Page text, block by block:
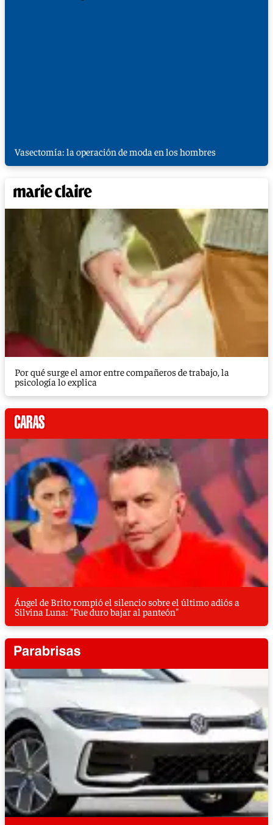
Vasectomía: la operación de moda en los hombres
Por qué surge el amor entre compañeros de trabajo, la
psicología lo explica
Ángel de Brito rompió el silencio sobre el último adiós a
Silvina Luna: "Fue duro bajar al panteón"